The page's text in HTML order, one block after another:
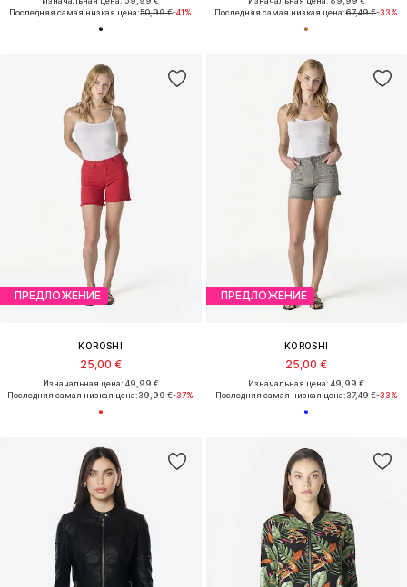
Последняя самая низкая цена:50,99 €-41%
Последняя самая низкая цена:67,49 €-33%
ПРЕДЛОЖЕНИЕ
KOROSHI
25,00 €
Изначальная цена: 49,99 €
Последняя самая низкая цена:39,99 €-37%
ПРЕДЛОЖЕНИЕ
KOROSHI
25,00 €
Изначальная цена: 49,99 €
Последняя самая низкая цена:37,49 €-33%